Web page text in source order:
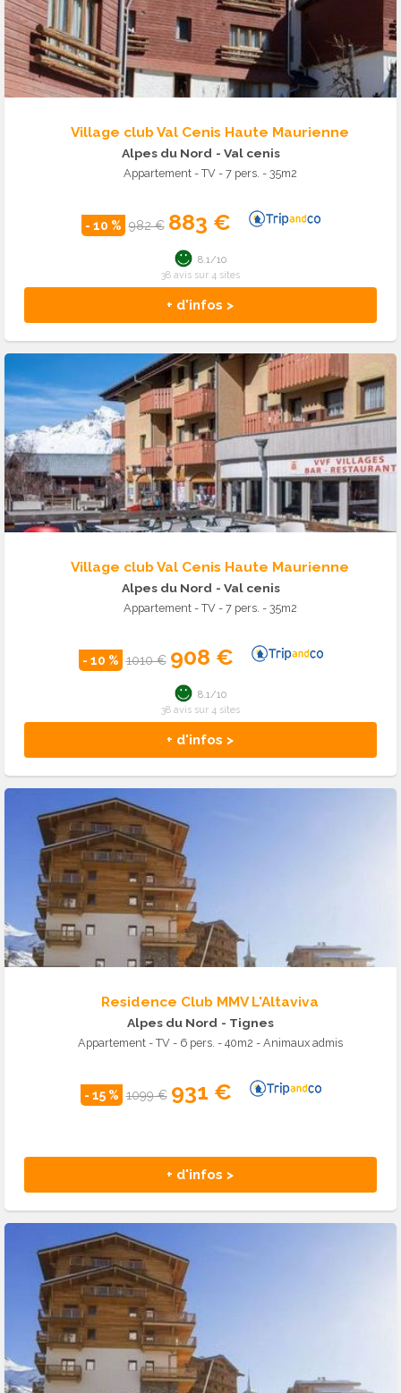
Village club Val Cenis Haute Maurienne
Alpes du Nord - Val cenis
Appartement - TV - 7 pers. - 35m2
- 10 % 982 € 883 €
+ d'infos >
8.1/10
38 avis sur 4 sites
Village club Val Cenis Haute Maurienne
Alpes du Nord - Val cenis
Appartement - TV - 7 pers. - 35m2
- 10 % 1010 € 908 €
+ d'infos >
8.1/10
38 avis sur 4 sites
Residence Club MMV L'Altaviva
Alpes du Nord - Tignes
Appartement - TV - 6 pers. - 40m2 - Animaux admis
- 15 % 1099 € 931 €
+ d'infos >